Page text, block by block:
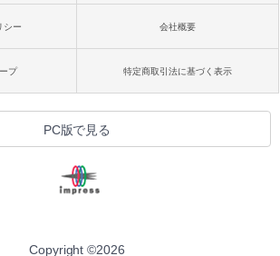
シー 会社概要
プ 特定商取引法に基づく表示
PC版で見る
Copyright ©2026